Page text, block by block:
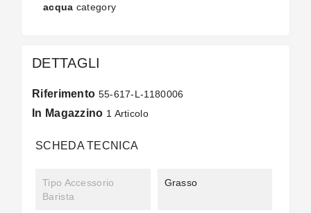
acqua category
DETTAGLI
Riferimento 55-617-L-1180006
In Magazzino 1 Articolo
SCHEDA TECNICA
Tipo Accessorio
Barista
Grasso